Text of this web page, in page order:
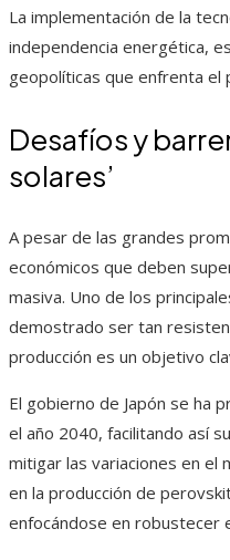
La implementación de la
independencia energética,
geopolíticas que enfrenta el
Desafíos y
solares’
A pesar de las grandes
económicos que deben
masiva. Uno de los
demostrado ser tan
producción es un objetivo
El gobierno de Japón se ha
el año 2040, facilitando así
mitigar las variaciones en el
en la producción de
enfocándose en robustecer